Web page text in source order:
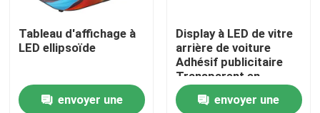
Tableau d'affichage à
LED ellipsoïde
envoyer une
Display à LED de vitre
arrière de voiture
Adhésif publicitaire
Transparent en
couleur Wifi 4G
Tableau d'affichage
envoyer une